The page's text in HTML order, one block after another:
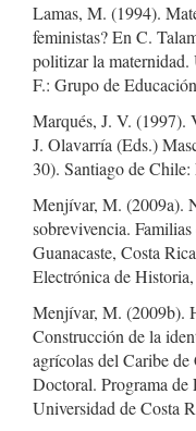
Lamas, M. (1994).
feministas? En C.
politizar la
F.: Grupo de
Marqués, J. V. (1997).
J. Olavarría (Eds.)
30). Santiago de
Menjívar, M. (2009a).
sobrevivencia.
Guanacaste, Costa
Electrónica de
Menjívar, M. (2009b).
Construcción de la
agrícolas del Caribe
Doctoral. Programa de
Universidad de Costa